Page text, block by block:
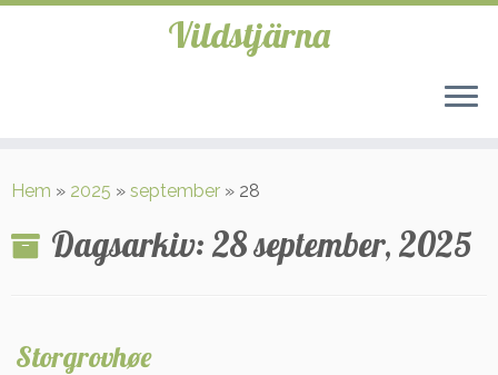
till
Vildstjärna
Hem » 2025 » september » 28
Dagsarkiv: 28 september, 2025
Storgrovhøe